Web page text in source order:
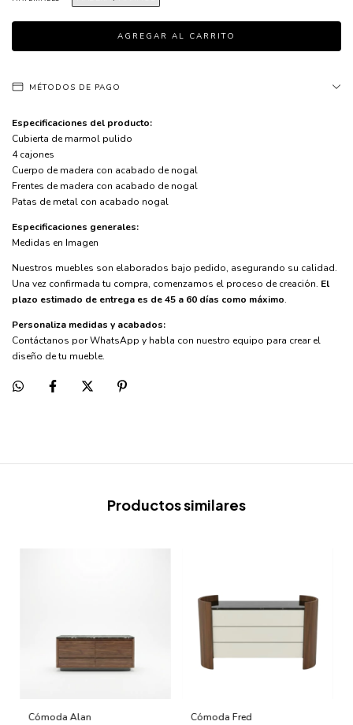
MÉTODOS DE PAGO
Especificaciones del producto:
Cubierta de marmol pulido
4 cajones
Cuerpo de madera con acabado de nogal
Frentes de madera con acabado de nogal
Patas de metal con acabado nogal
Especificaciones generales:
Medidas en Imagen
Nuestros muebles son elaborados bajo pedido, asegurando su calidad.
Una vez confirmada tu compra, comenzamos el proceso de creación. El
plazo estimado de entrega es de 45 a 60 días como máximo.
Personaliza medidas y acabados:
Contáctanos por WhatsApp y habla con nuestro equipo para crear el
diseño de tu mueble.
Productos similares
Cómoda Alan Cómoda Fred